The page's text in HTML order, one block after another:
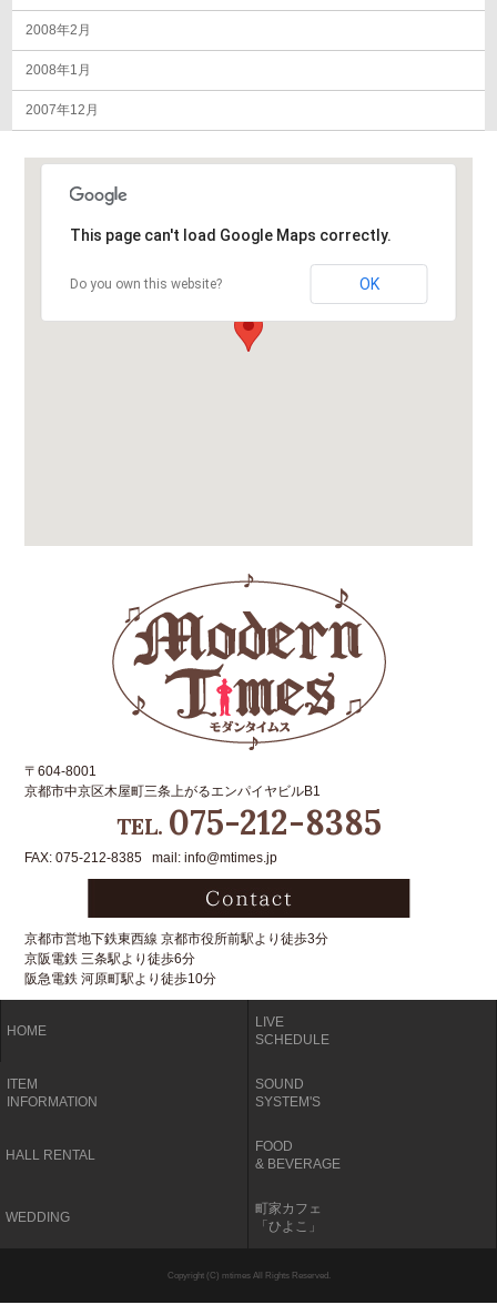
2008年2月
2008年1月
2007年12月
This page can't load Google Maps correctly.
Do you own this website? OK
〒604-8001
京都市中京区木屋町三条上がるエンパイヤビルB1
TEL. 075-212-8385
FAX: 075-212-8385 mail: info@mtimes.jp
京都市営地下鉄東西線 京都市役所前駅より徒歩3分
京阪電鉄 三条駅より徒歩6分
阪急電鉄 河原町駅より徒歩10分
HOME
LIVE
SCHEDULE
ITEM
INFORMATION
SOUND
SYSTEM'S
HALL RENTAL
FOOD
& BEVERAGE
WEDDING
町家カフェ
「ひよこ」
Copyright (C) mtimes All Rights Reserved.